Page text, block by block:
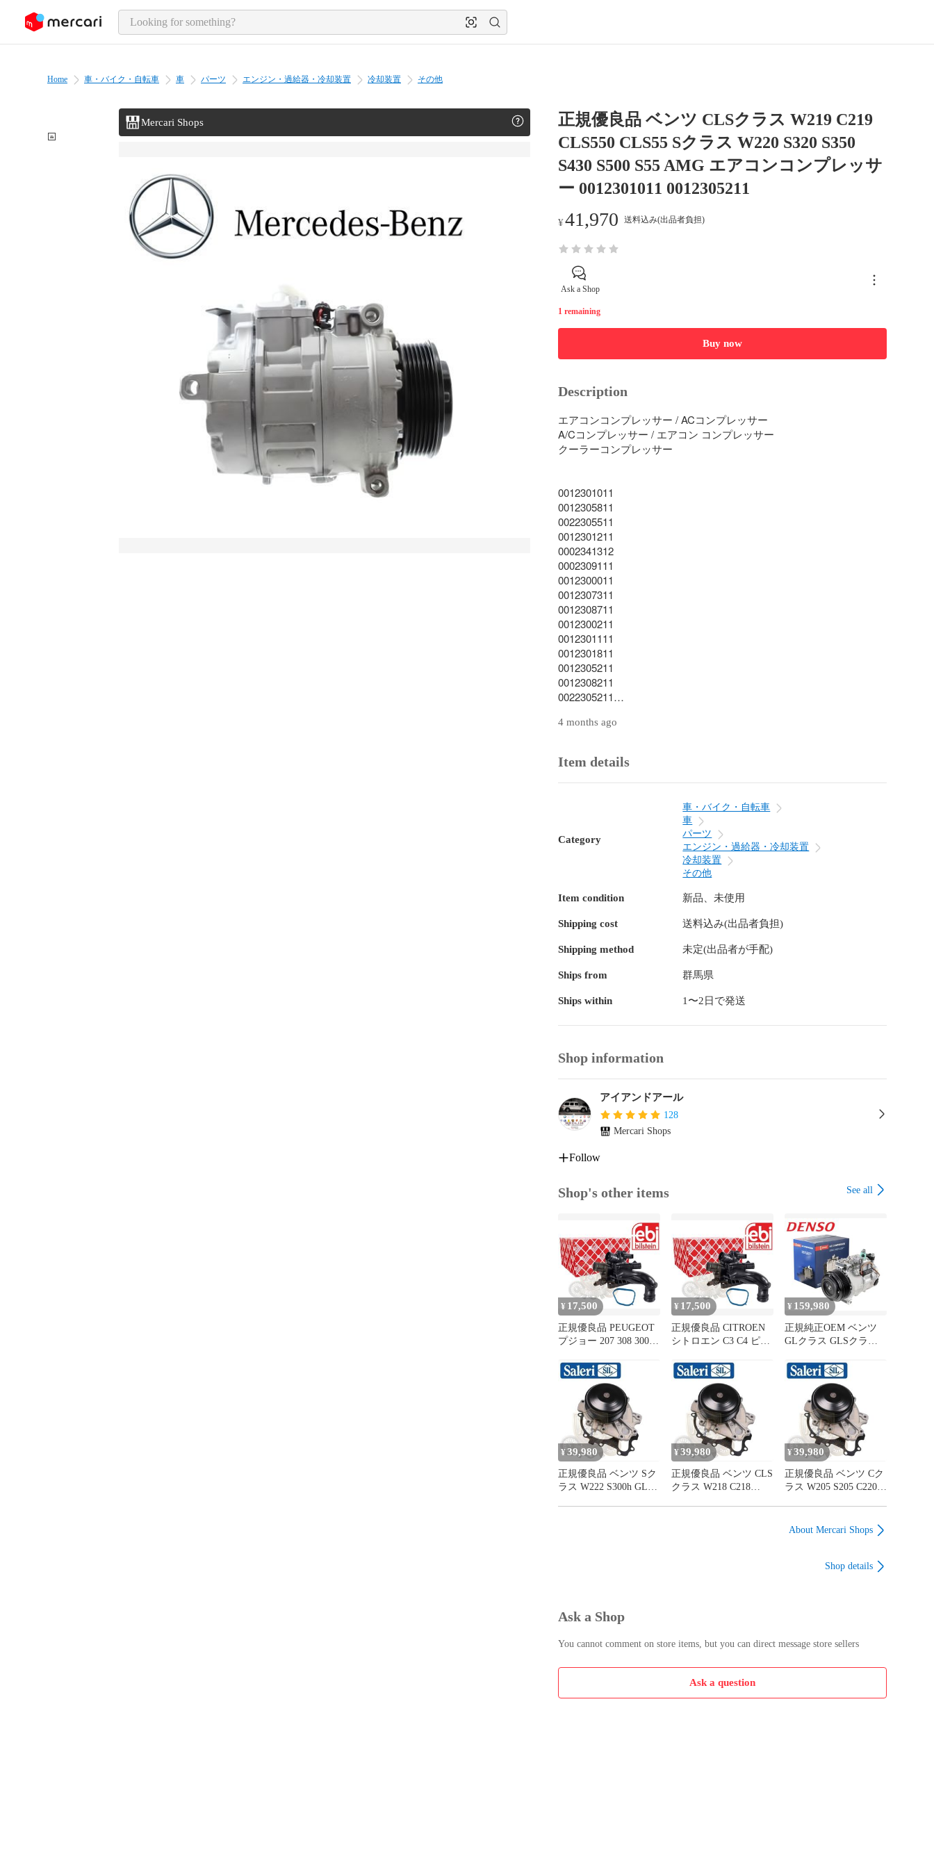
page content
Home 車・バイク・自転車 車 パーツ エンジン・過給器・冷却装置 冷却装置 その他
Mercari Shops
正規優良品 ベンツ CLSクラス W219 C219
CLS550 CLS55 Sクラス W220 S320 S350
S430 S500 S55 AMG エアコンコンプレッサ
ー 0012301011 0012305211
¥41,970 送料込み(出品者負担)
Ask a Shop
1 remaining
Buy now
Description
エアコンコンプレッサー / ACコンプレッサー
A/Cコンプレッサー / エアコン コンプレッサー
クーラーコンプレッサー
0012301011
0012305811
0022305511
0012301211
0002341312
0002309111
0012300011
0012307311
0012308711
0012300211
0012301111
0012301811
0012305211
0012308211
0022305211
正規優良品
Mercedes-Benz / メルセデスベンツ
Cクラス W203 S203 CL203
C180 C200 コンプレッサー 240 C320
CLS550 CLS55 AMG
Sクラス W220
S320 S350 S430 S500 S500L S55 S55L AMG
CLKクラス W209 C209 A209
ML500 ML550
Rクラス W251
R350 R500
Vクラス W639 ビアノ VIANO
■上記商品説明補足■
エアコン系の全てのパーツはパーツ交換時に必要とされる作業行程
(エアコンサイクル内の洗浄、オイル補充など)を行わないと、
新品のパーツに交換されてもすぐに不具合を引き起こす場合がありま
す
弊社ではエアコン系パーツの交換は専門店で行って頂く事を前提に販
売しております
個人で交換をされた場合、保証対象外とさせていただく場合がござい
ます
確認をさせていただきますのでご了承ください
※ 交換時に作業を行った整備工場様の確認ができるように対応をお願
いしています
上記内容をご理解のうえ、ご購入をお願い致します
当社取扱いの製品をご購入の場合は、全車種、車輛情報【17桁の車体
番号】にて適合確認が必要です
質問欄、もしくは弊社までお問い合わせください
同じような名前の安価な新興国向けOEMメーカーの取扱いは御座いま
※ 必ず【在庫確認】をお願いいたします
※ メーカー指定の場合は必ず弊社までお問い合わせください
またはシステム利用料の都合で入荷までお待ちいただく場合がござい
4 months ago
Item details
Category
車・バイク・自転車
車
パーツ
エンジン・過給器・冷却装置
冷却装置
その他
Item condition 新品、未使用
Shipping cost 送料込み(出品者負担)
Shipping method 未定(出品者が手配)
Ships from 群馬県
Ships within 1〜2日で発送
Shop information
アイアンドアール
128
Mercari Shops
Follow
Shop's other items See all
¥ 17,500
正規優良品 PEUGEOT
プジョー 207 308 3008
サーモスタッド サーモ
スタットハウジング サ
ーモ 9810916880
1336Z8
¥ 17,500
正規優良品 CITROEN
シトロエン C3 C4 ピカ
サーモスタット サーモ
スタッド サーモスタッ
トハウジング サーモ
9810916880 1336Z8
¥ 159,980
正規純正OEM ベンツ
GLクラス GLSクラス
GLS350d GLS350 エア
コンコンプレッサー
ACコンプレッサー
0008309900 0008309300
¥39,980
正規優良品 ベンツ Sク
ラス W222 S300h GLC
¥39,980
正規優良品 ベンツ CLS
クラス W218 C218
¥39,980
正規優良品 ベンツ Cク
ラス W205 S205 C220d
ク エンジン ウォータ
ーポンプ クーラントポ
6512005101
About Mercari Shops
Shop details
Ask a Shop
You cannot comment on store items, but you can direct message store sellers
Ask a question